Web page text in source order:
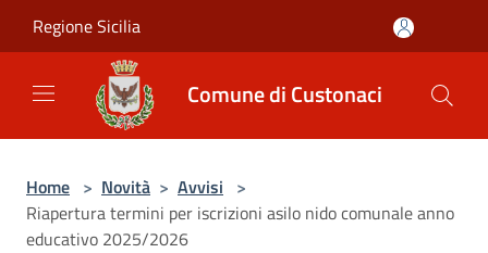
Regione Sicilia
Comune di Custonaci
Home > Novità > Avvisi >
Riapertura termini per iscrizioni asilo nido comunale anno
educativo 2025/2026